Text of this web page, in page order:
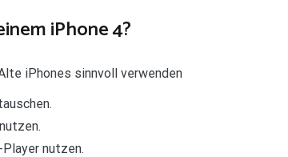
iPhone 4?
iPhones sinnvoll verwenden
nutzen.